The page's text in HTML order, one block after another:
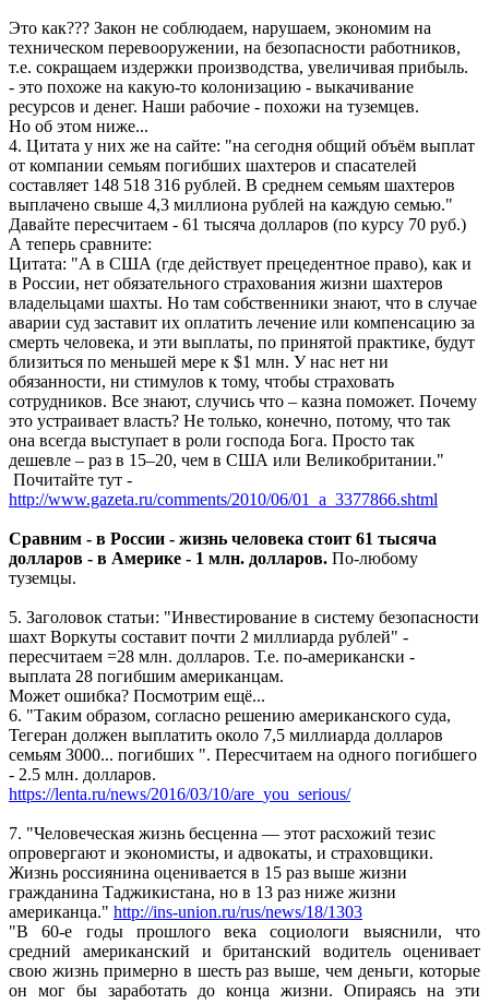
Это как??? Закон не соблюдаем, нарушаем, экономим на
техническом перевооружении, на безопасности работников,
т.е. сокращаем издержки производства, увеличивая прибыль.
- это похоже на какую-то колонизацию - выкачивание
ресурсов и денег. Наши рабочие - похожи на туземцев.
Но об этом ниже...
4. Цитата у них же на сайте: "на сегодня общий объём выплат
от компании семьям погибших шахтеров и спасателей
составляет 148 518 316 рублей. В среднем семьям шахтеров
выплачено свыше 4,3 миллиона рублей на каждую семью."
Давайте пересчитаем - 61 тысяча долларов (по курсу 70 руб.)
А теперь сравните:
Цитата: "А в США (где действует прецедентное право), как и
в России, нет обязательного страхования жизни шахтеров
владельцами шахты. Но там собственники знают, что в случае
аварии суд заставит их оплатить лечение или компенсацию за
смерть человека, и эти выплаты, по принятой практике, будут
близиться по меньшей мере к $1 млн. У нас нет ни
обязанности, ни стимулов к тому, чтобы страховать
сотрудников. Все знают, случись что – казна поможет. Почему
это устраивает власть? Не только, конечно, потому, что так
она всегда выступает в роли господа Бога. Просто так
дешевле – раз в 15–20, чем в США или Великобритании."
Почитайте тут -
http://www.gazeta.ru/comments/2010/06/01_a_3377866.shtml
Сравним - в России - жизнь человека стоит 61 тысяча
долларов - в Америке - 1 млн. долларов. По-любому
туземцы.
5. Заголовок статьи: "Инвестирование в систему безопасности
шахт Воркуты составит почти 2 миллиарда рублей" -
пересчитаем =28 млн. долларов. Т.е. по-американски -
выплата 28 погибшим американцам.
Может ошибка? Посмотрим ещё...
6. "Таким образом, согласно решению американского суда,
Тегеран должен выплатить около 7,5 миллиарда долларов
семьям 3000... погибших ". Пересчитаем на одного погибшего
- 2.5 млн. долларов.
https://lenta.ru/news/2016/03/10/are_you_serious/
7. "Человеческая жизнь бесценна — этот расхожий тезис
опровергают и экономисты, и адвокаты, и страховщики.
Жизнь россиянина оценивается в 15 раз выше жизни
гражданина Таджикистана, но в 13 раз ниже жизни
американца." http://ins-union.ru/rus/news/18/1303
"В 60-е годы прошлого века социологи выяснили, что
средний американский и британский водитель оценивает
свою жизнь примерно в шесть раз выше, чем деньги, которые
он мог бы заработать до конца жизни. Опираясь на эти